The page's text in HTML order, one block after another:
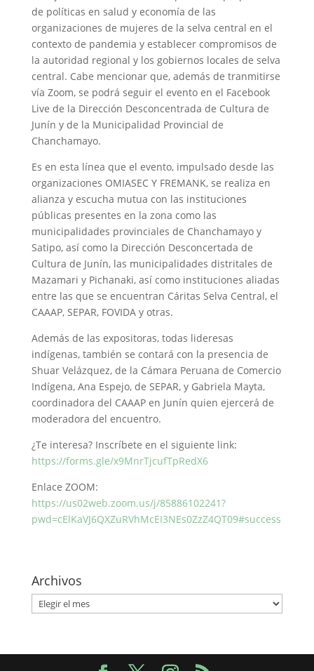
de políticas en salud y economía de las
organizaciones de mujeres de la selva central en el
contexto de pandemia y establecer compromisos de
la autoridad regional y los gobiernos locales de selva
central. Cabe mencionar que, además de tranmitirse
vía Zoom, se podrá seguir el evento en el Facebook
Live de la Dirección Desconcentrada de Cultura de
Junín y de la Municipalidad Provincial de
Chanchamayo.
Es en esta línea que el evento, impulsado desde las
organizaciones OMIASEC Y FREMANK, se realiza en
alianza y escucha mutua con las instituciones
públicas presentes en la zona como las
municipalidades provinciales de Chanchamayo y
Satipo, así como la Dirección Desconcertada de
Cultura de Junín, las municipalidades distritales de
Mazamari y Pichanaki, así como instituciones aliadas
entre las que se encuentran Cáritas Selva Central, el
CAAAP, SEPAR, FOVIDA y otras.
Además de las expositoras, todas lideresas
indígenas, también se contará con la presencia de
Shuar Velázquez, de la Cámara Peruana de Comercio
Indígena, Ana Espejo, de SEPAR, y Gabriela Mayta,
coordinadora del CAAAP en Junín quien ejercerá de
moderadora del encuentro.
¿Te interesa? Inscríbete en el siguiente link:
https://forms.gle/x9MnrTjcufTpRedX6
Enlace ZOOM:
https://us02web.zoom.us/j/85886102241?
pwd=cElKaVJ6QXZuRVhMcEI3NEs0ZzZ4QT09#success
Archivos
Archivos